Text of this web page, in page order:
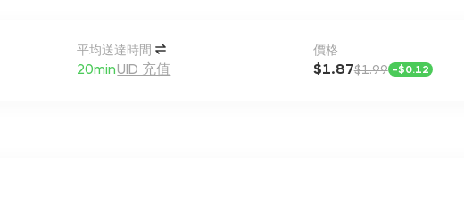
平均送達時間
20minUID 充值
價格
$1.87$1.99 -$0.12